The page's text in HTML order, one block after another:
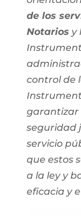
de los
Notarios y
control de
garantizar
seguridad
servicio
que estos
a la ley y
eficacia y